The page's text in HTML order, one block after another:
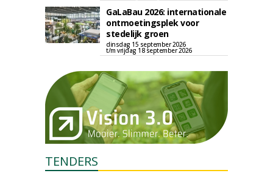
GaLaBau 2026: internationale
ontmoetingsplek voor
stedelijk groen
dinsdag 15 september 2026
t/m vrijdag 18 september 2026
TENDERS